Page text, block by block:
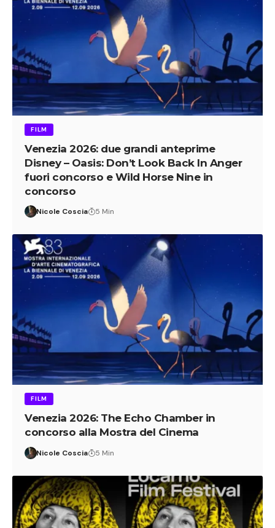
FILM
Venezia 2026: due grandi anteprime
Disney – Oasis: Don’t Look Back In Anger
fuori concorso e Wild Horse Nine in
concorso
Nicole Coscia 5 Min
FILM
Venezia 2026: The Echo Chamber in
concorso alla Mostra del Cinema
Nicole Coscia 5 Min